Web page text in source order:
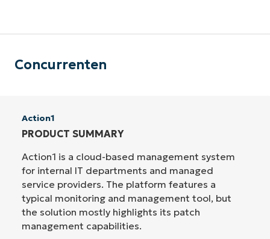
Concurrenten
Action1
PRODUCT SUMMARY
Action1 is a cloud-based management system
for internal IT departments and managed
service providers. The platform features a
typical monitoring and management tool, but
the solution mostly highlights its patch
management capabilities.